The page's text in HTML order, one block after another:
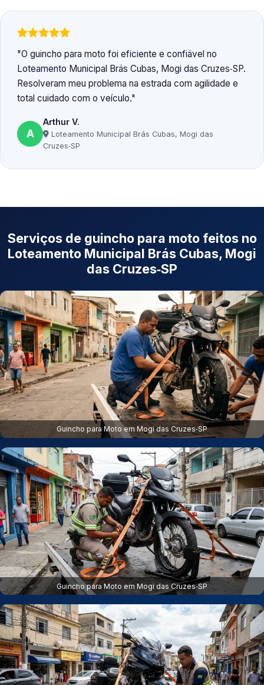
O guincho para moto foi eficiente e confiável no
Loteamento Municipal Brás Cubas, Mogi das Cruzes‑SP.
Resolveram meu problema na estrada com agilidade e
total cuidado com o veículo.
A
Arthur V.
Loteamento Municipal Brás Cubas, Mogi das
Cruzes‑SP
Serviços de guincho para moto feitos no
Loteamento Municipal Brás Cubas, Mogi
das Cruzes‑SP
Guincho para Moto em Mogi das Cruzes‑SP
Guincho para Moto em Mogi das Cruzes‑SP